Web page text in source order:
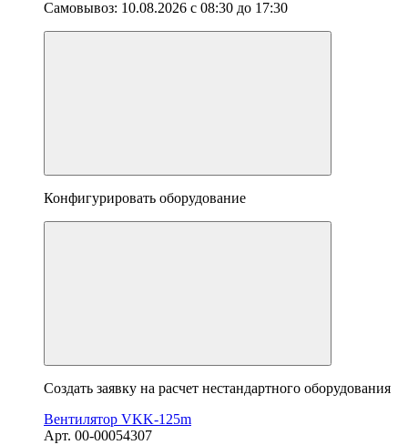
Самовывоз: 10.08.2026 с 08:30 до 17:30
Конфигурировать оборудование
Создать заявку на расчет нестандартного оборудования
Вентилятор VKK-125m
Арт. 00-00054307